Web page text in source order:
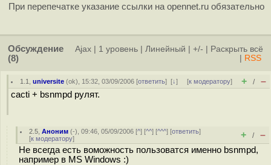
При перепечатке указание ссылки на opennet.ru обязательно
Обсуждение
(8)
Ajax 1 уровень Линейный +/-
Раскрыть всё
RSS
1.1 ,universite (ok), 15:32, 03/09/2006 [ответить][↓] [к модератору] + / –
cacti + bsnmpd рулят.
2.5 ,Аноним (-), 09:46, 05/09/2006 [^] [^^] [^^^] [ответить]
[к модератору] + / –
Не всегда есть воможность пользоватся именно bsnmpd,
например в MS Windows :)